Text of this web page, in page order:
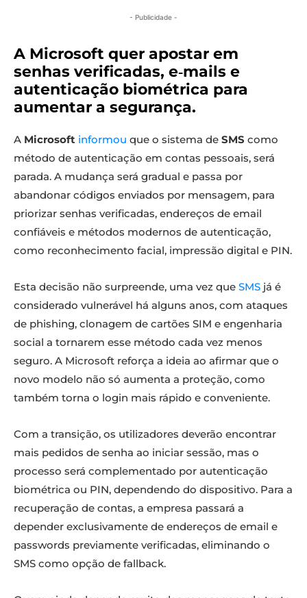
- Publicidade -
A Microsoft quer apostar em
senhas verificadas, e‑mails e
autenticação biométrica para
aumentar a segurança.
A Microsoft informou que o sistema de SMS como
método de autenticação em contas pessoais, será
parada. A mudança será gradual e passa por
abandonar códigos enviados por mensagem, para
priorizar senhas verificadas, endereços de email
confiáveis e métodos modernos de autenticação,
como reconhecimento facial, impressão digital e PIN.
Esta decisão não surpreende, uma vez que SMS já é
considerado vulnerável há alguns anos, com ataques
de phishing, clonagem de cartões SIM e engenharia
social a tornarem esse método cada vez menos
seguro. A Microsoft reforça a ideia ao afirmar que o
novo modelo não só aumenta a proteção, como
também torna o login mais rápido e conveniente.
Com a transição, os utilizadores deverão encontrar
mais pedidos de senha ao iniciar sessão, mas o
processo será complementado por autenticação
biométrica ou PIN, dependendo do dispositivo. Para a
recuperação de contas, a empresa passará a
depender exclusivamente de endereços de email e
passwords previamente verificadas, eliminando o
SMS como opção de fallback.